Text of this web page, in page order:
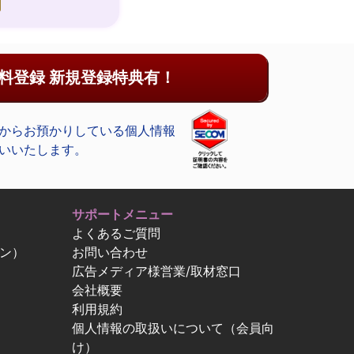
登録 新規登録特典有！
らお預かりしている個人情報
いたします。
）
サポートメニュー
よくあるご質問
お問い合わせ
広告メディア様営業/取材窓口
会社概要
利用規約
個人情報の取扱いについて（会員向
け）